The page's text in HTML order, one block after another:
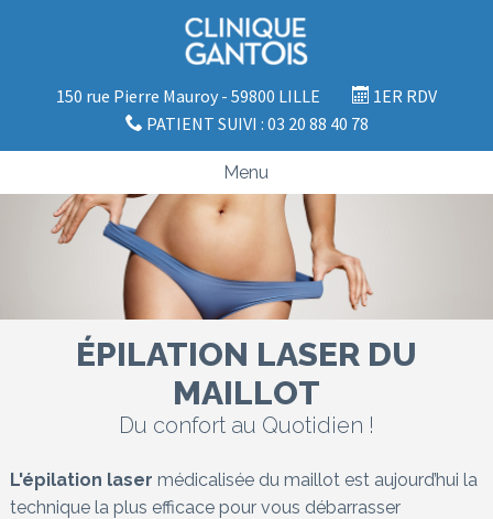
150 rue Pierre Mauroy - 59800 LILLE
1ER RDV
PATIENT SUIVI : 03 20 88 40 78
Menu
ÉPILATION LASER DU
MAILLOT
Du confort au Quotidien !
L'épilation laser médicalisée du maillot est aujourd’hui la
technique la plus efficace pour vous débarrasser